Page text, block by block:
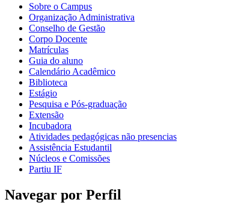
Sobre o Campus
Organização Administrativa
Conselho de Gestão
Corpo Docente
Matrículas
Guia do aluno
Calendário Acadêmico
Biblioteca
Estágio
Pesquisa e Pós-graduação
Extensão
Incubadora
Atividades pedagógicas não presencias
Assistência Estudantil
Núcleos e Comissões
Partiu IF
Navegar por Perfil